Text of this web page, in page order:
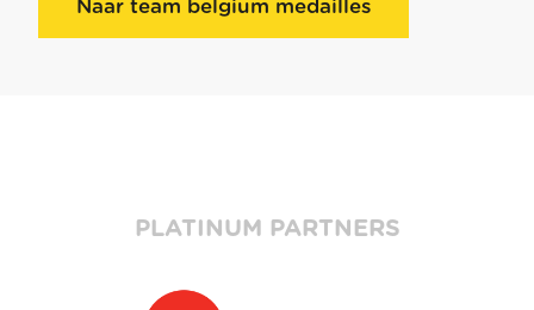
Naar team belgium medailles
PLATINUM PARTNERS